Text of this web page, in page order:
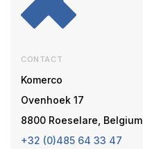
CONTACT
Komerco
Ovenhoek 17
8800 Roeselare, Belgium
+32 (0)485 64 33 47